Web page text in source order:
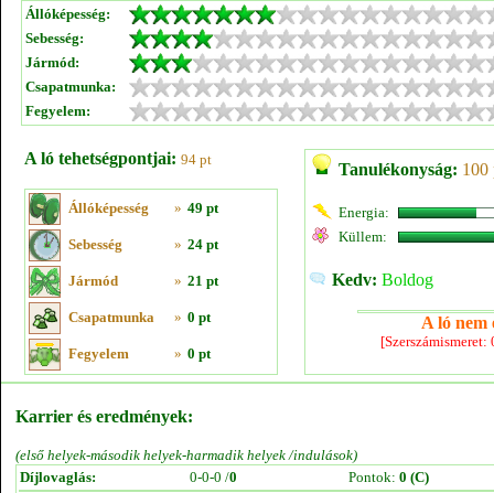
Állóképesség:
Sebesség:
Jármód:
Csapatmunka:
Fegyelem:
A ló tehetségpontjai: 94 pt
Állóképesség » 49 pt
Sebesség » 24 pt
Jármód » 21 pt
Csapatmunka » 0 pt
Fegyelem » 0 pt
Tanulékonyság: 100
Energia:
Küllem:
Kedv: Boldog
A ló nem
Karrier és eredmények:
(első helyek-második helyek-harmadik helyek /indulások)
Díjlovaglás:
0-0-0 /0 Pontok: 0 (C)